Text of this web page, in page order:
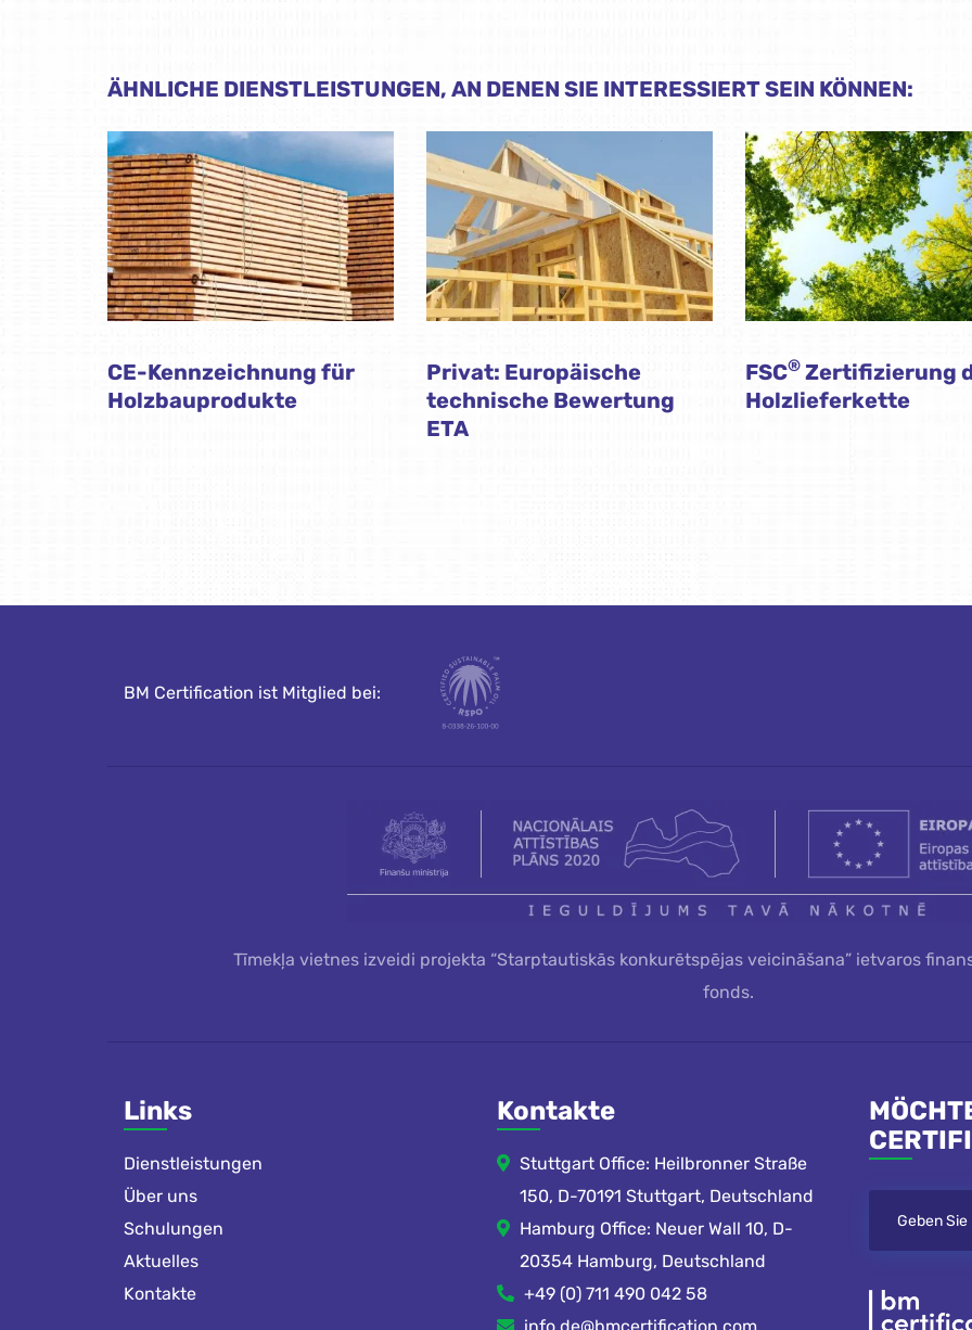
ÄHNLICHE DIENSTLEISTUNGEN, AN DENEN SIE INTERESSIERT SEIN KÖNNEN:
CE-Kennzeichnung für
Holzbauprodukte
Privat: Europäische
technische Bewertung
ETA
FSC® Zertifizierung
Holzlieferkette
BM Certification ist Mitglied bei:
Tīmekļa vietnes izveidi projekta “Starptautiskās konkurētspējas veicināšana” ietvaros
fonds.
Links
Dienstleistungen
Über uns
Schulungen
Aktuelles
Kontakte
Kontakte
Stuttgart Office: Heilbronner Straße
150, D-70191 Stuttgart, Deutschland
Hamburg Office: Neuer Wall 10, D-
20354 Hamburg, Deutschland
+49 (0) 711 490 042 58